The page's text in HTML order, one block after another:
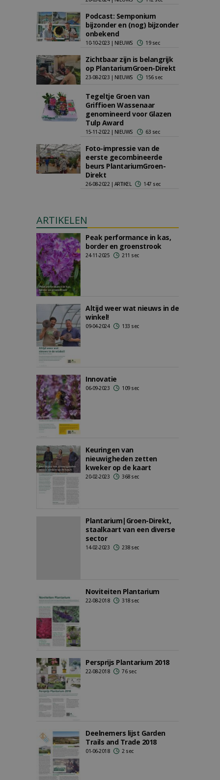
Podcast: Semponium
bijzonder en (nog) bijzonder
onbekend
10-10-2023 | NIEUWS 19 sec
Zichtbaar zijn is belangrijk
op PlantariumGroen-Direkt
23-08-2023 | NIEUWS 156 sec
Tegeltje Groen van
Griffioen Wassenaar
genomineerd voor Glazen
Tulp Award
15-11-2022 | NIEUWS 63 sec
Foto-impressie van de
eerste gecombineerde
beurs PlantariumGroen-
Direkt
26-08-2022 | ARTIKEL 147 sec
ARTIKELEN
Peak performance in kas,
border en groenstrook
24-11-2025 211 sec
Altijd weer wat nieuws in de
winkel!
09-04-2024 133 sec
Innovatie
06-09-2023 109 sec
Keuringen van
nieuwigheden zetten
kweker op de kaart
20-02-2023 368 sec
Plantarium|Groen-Direkt,
staalkaart van een diverse
sector
14-02-2023 238 sec
Noviteiten Plantarium
22-08-2018 318 sec
Persprijs Plantarium 2018
22-08-2018 76 sec
Deelnemers lijst Garden
Trails and Trade 2018
01-06-2018 2 sec